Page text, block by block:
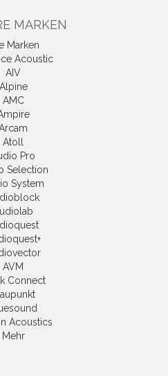
MARKEN
Marken
Acoustic
AIV
Alpine
AMC
Atoll
Pro
Selection
System
AVM
Connect
Acoustics
Mehr